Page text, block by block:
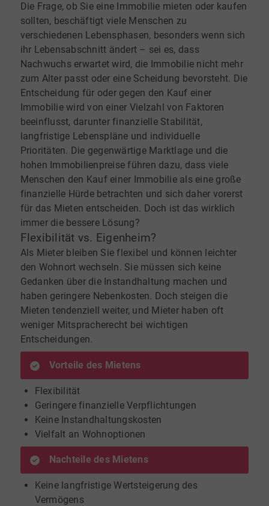
Die Frage, ob Sie eine Immobilie mieten oder kaufen
sollten, beschäftigt viele Menschen zu
verschiedenen Lebensphasen, besonders wenn sich
ihr Lebensabschnitt ändert – sei es, dass
Nachwuchs erwartet wird, die Immobilie nicht mehr
zum Alter passt oder eine Scheidung bevorsteht. Die
Entscheidung für oder gegen den Kauf einer
Immobilie wird von einer Vielzahl von Faktoren
beeinflusst, darunter finanzielle Stabilität,
langfristige Lebenspläne und individuelle
Prioritäten. Die gegenwärtige Marktlage und die
hohen Immobilienpreise führen dazu, dass viele
Menschen den Kauf einer Immobilie als eine große
finanzielle Hürde betrachten und sich daher vorerst
für das Mieten entscheiden. Doch ist das wirklich
immer die bessere Lösung?
Flexibilität vs. Eigenheim?
Als Mieter bleiben Sie flexibel und können leichter
den Wohnort wechseln. Sie müssen sich keine
Gedanken über die Instandhaltung machen und
haben geringere Nebenkosten. Doch steigen die
Mieten tendenziell weiter, und Mieter haben oft
weniger Mitspracherecht bei wichtigen
Entscheidungen.
Vorteile des Mietens
Flexibilität
Geringere finanzielle Verpflichtungen
Keine Instandhaltungskosten
Vielfalt an Wohnoptionen
Nachteile des Mietens
Keine langfristige Wertsteigerung des
Vermögens